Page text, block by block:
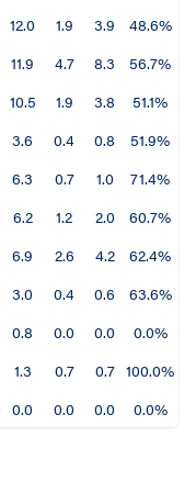
12.0 1.9 3.9 48.6%
11.9 4.7 8.3 56.7%
10.5 1.9 3.8 51.1%
3.6 0.4 0.8 51.9%
6.3 0.7 1.0 71.4%
6.2 1.2 2.0 60.7%
6.9 2.6 4.2 62.4%
3.0 0.4 0.6 63.6%
0.8 0.0 0.0 0.0%
1.3 0.7 0.7 100.0%
0.0 0.0 0.0 0.0%